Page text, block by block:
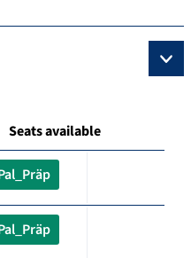
Seats available